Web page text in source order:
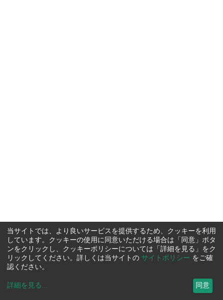
当サイトでは、より良いサービスを提供するため、クッキーを利用
しています。クッキーの使用に同意いただける場合は「同意」ボタ
ンをクリックし、クッキーポリシーについては「詳細を見る」をク
リックしてください。詳しくは当サイトの サイトポリシー をご確
認ください。
詳細を見る ... 同意